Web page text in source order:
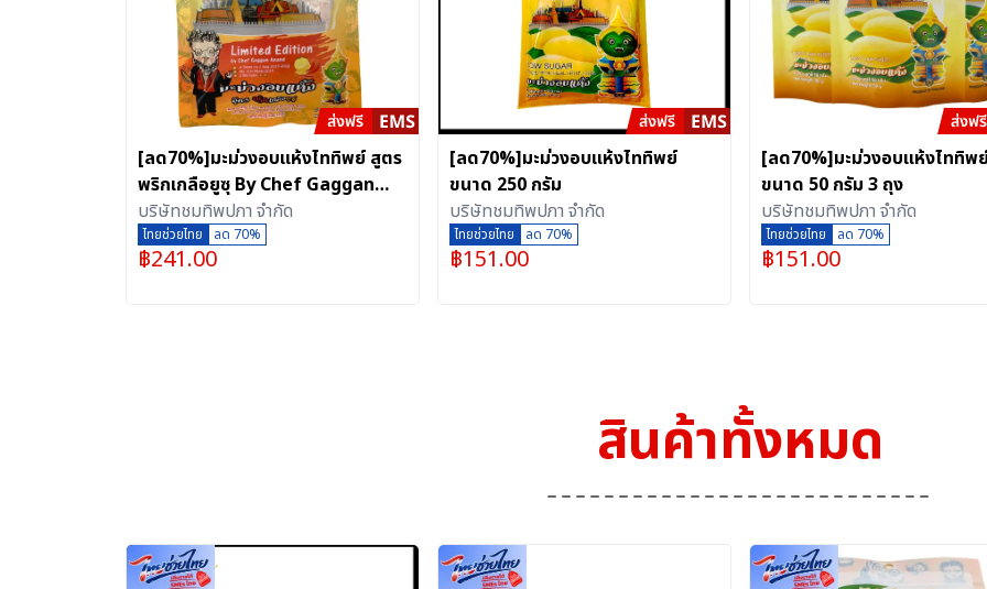
[ลด70%]มะม่วงอบแห้งไททิพย์ สูตร
พริกเกลือยูซุ By Chef Gaggan
Anand
บริษัทชมทิพปภา จำกัด
ไทยช่วยไทย ลด 70%
฿241.00
[ลด70%]มะม่วงอบแห้งไททิพย์
ขนาด 250 กรัม
บริษัทชมทิพปภา จำกัด
ไทยช่วยไทย ลด 70%
฿151.00
[ลด70%]มะม่วงอบแห้งไททิพ
ขนาด 50 กรัม 3 ถุง
บริษัทชมทิพปภา จำกัด
ไทยช่วยไทย ลด 70%
฿151.00
สินค้าทั้งหมด